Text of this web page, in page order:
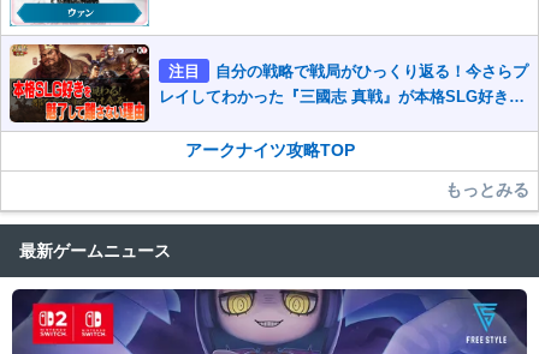
注目
自分の戦略で戦局がひっくり返る！今さらプ
レイしてわかった『三國志 真戦』が本格SLG好きを
アークナイツ攻略TOP
もっとみる
最新ゲームニュース